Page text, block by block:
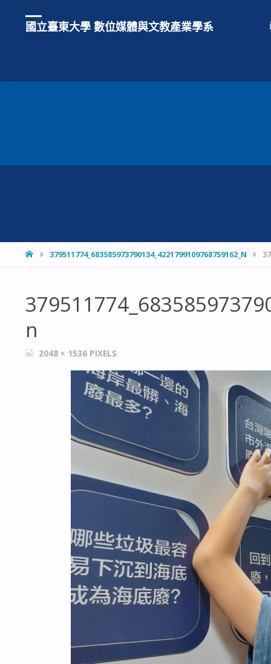
國立臺東大學 數位媒體與文教產業學系
HOME379511774_683585973790134_4221799109768759162_N
n
FULL2048 × 1536 PIXELS